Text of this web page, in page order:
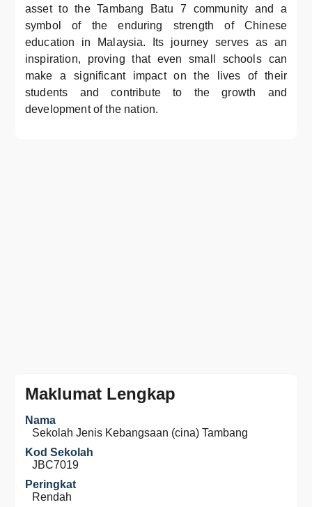
asset to the Tambang Batu 7 community and a
symbol of the enduring strength of Chinese
education in Malaysia. Its journey serves as an
inspiration, proving that even small schools can
make a significant impact on the lives of their
students and contribute to the growth and
development of the nation.
Maklumat Lengkap
Nama
Sekolah Jenis Kebangsaan (cina) Tambang
Kod Sekolah
JBC7019
Peringkat
Rendah